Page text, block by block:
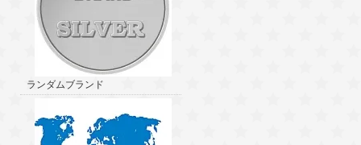
ランダムブランド